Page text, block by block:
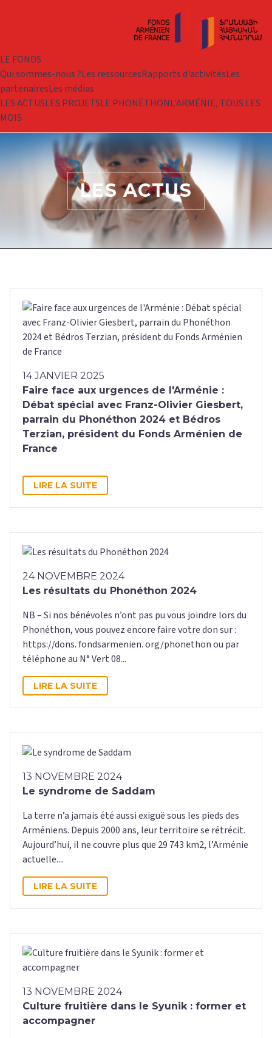
LE FONDS
Qui sommes-nous ?Les ressourcesRapports d'activitésLes
partenairesLes médias
LES ACTUSLES PROJETSLE PHONÉTHONL'ARMÉNIE, TOUS LES
MOIS
LES ACTUS
14 JANVIER 2025
Faire face aux urgences de l'Arménie :
Débat spécial avec Franz-Olivier Giesbert,
parrain du Phonéthon 2024 et Bédros
Terzian, président du Fonds Arménien de
France
LIRE LA SUITE
24 NOVEMBRE 2024
Les résultats du Phonéthon 2024
NB – Si nos bénévoles n’ont pas pu vous joindre lors du
Phonéthon, vous pouvez encore faire votre don sur :
https://dons. fondsarmenien. org/phonethon ou par
téléphone au N° Vert 08...
LIRE LA SUITE
13 NOVEMBRE 2024
Le syndrome de Saddam
La terre n’a jamais été aussi exiguë sous les pieds des
Arméniens. Depuis 2000 ans, leur territoire se rétrécit.
Aujourd’hui, il ne couvre plus que 29 743 km2, l’Arménie
actuelle....
LIRE LA SUITE
13 NOVEMBRE 2024
Culture fruitière dans le Syunik : former et
accompagner